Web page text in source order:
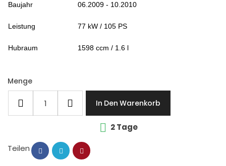
Baujahr 06.2009 - 10.2010
Leistung 77 kW / 105 PS
Hubraum 1598 ccm / 1.6 l
Menge
In Den Warenkorb
 2 Tage
Teilen